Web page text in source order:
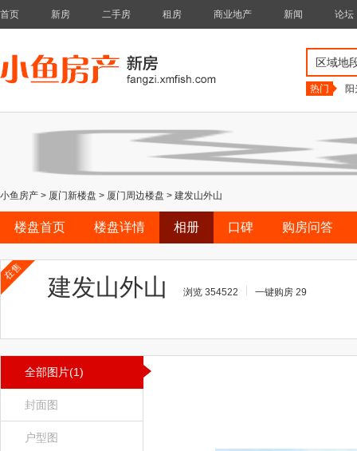
首页 新房 二手房 租房 商业地产 新闻 论坛
区域地
热门
小鱼房产 > 厦门新楼盘 > 厦门周边楼盘 > 建发山外山
楼盘首页 楼盘详情 相册 口碑 购房问答
在售
建发山外山 浏览 354522 一键购房 29
全部图片(1)
封面图
户型图